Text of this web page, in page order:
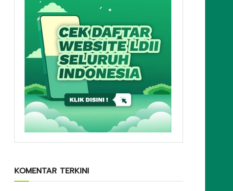
KOMENTAR TERKINI